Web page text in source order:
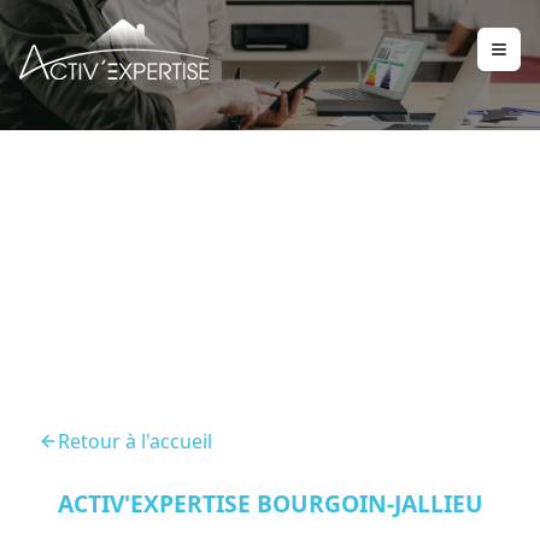
Retour à l'accueil
ACTIV'EXPERTISE BOURGOIN-JALLIEU